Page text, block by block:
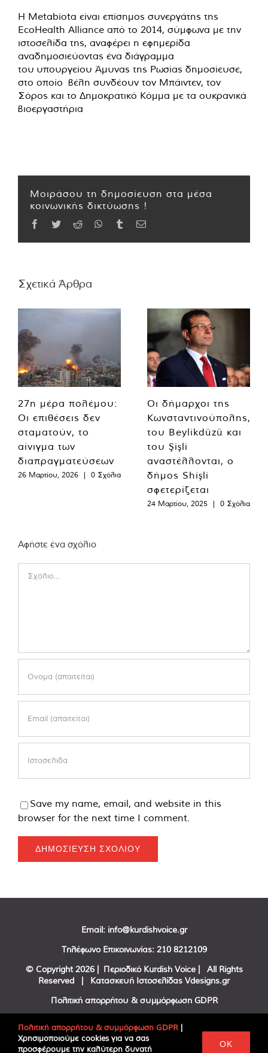
Η Metabiota είναι επίσημος συνεργάτης της
EcoHealth Alliance από το 2014, σύμφωνα με την
ιστοσελίδα της, αναφέρει η εφημερίδα
αναδημοσιεύοντας ένα διάγραμμα
του υπουργείου Άμυνας της Ρωσίας δημοσίευσε,
στο οποίο βέλη συνδέουν τον Μπάιντεν, τον
Σόρος και το Δημοκρατικό Κόμμα με τα ουκρανικά
βιοεργαστήρια
Μοιράσου τη δημοσίευση στα μέσα
κοινωνικής δικτύωσης !
Facebook
TwitterReddit WhatsApp
TumblrEmail
Σχετικά Άρθρα
27η μέρα πολέμου:
Οι επιθέσεις δεν
σταματούν, το
αίνιγμα των
διαπραγματεύσεων
26 Μαρτίου, 2026 | 0 Σχόλια
Οι δήμαρχοι της
Κωνσταντινούπολης,
του Beylikdüzü και
του Şişli
αναστέλλονται, ο
δήμος Shişli
σφετερίζεται
24 Μαρτίου, 2025 | 0 Σχόλια
Αφήστε ένα σχόλιο
Save my name, email, and website in this
browser for the next time I comment.
Email: info@kurdishvoice.gr
Τηλέφωνο Επικοινωνίας: 210 8212109
© Copyright 2026 | Περιοδικό Kurdish Voice | All Rights
Reserved | Κατασκευή Ιστοσελίδας Vdesigns.gr
Πολιτική απορρήτου & συμμόρφωση GDPR
FacebookTwitter
Πολιτική απορρήτου & συμμόρφωση GDPR |
Χρησιμοποιούμε cookies για να σας
προσφέρουμε την καλύτερη δυνατή
OK